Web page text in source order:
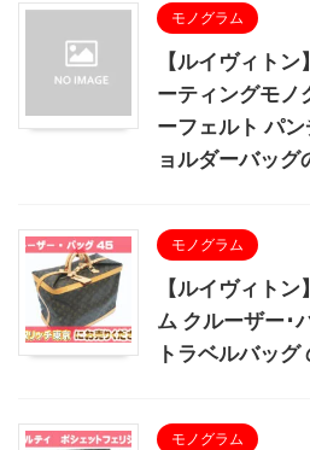
モノグラム
【ルイヴィト
ーティングモノ
ーフェルト パ
ョルダーバッグ
モノグラム
【ルイヴィト
ム クルーザー･
トラベルバッグ
モノグラム